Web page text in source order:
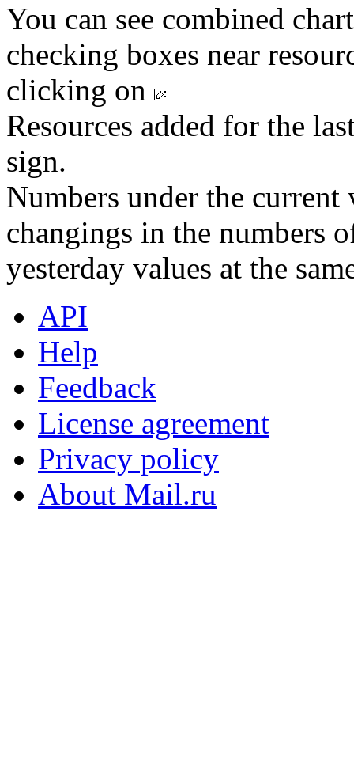
You can see combined
checking boxes near
clicking on
Resources added for the
sign.
Numbers under the
changings in the numbers
yesterday values at the
API
Help
Feedback
License agreement
Privacy policy
About Mail.ru